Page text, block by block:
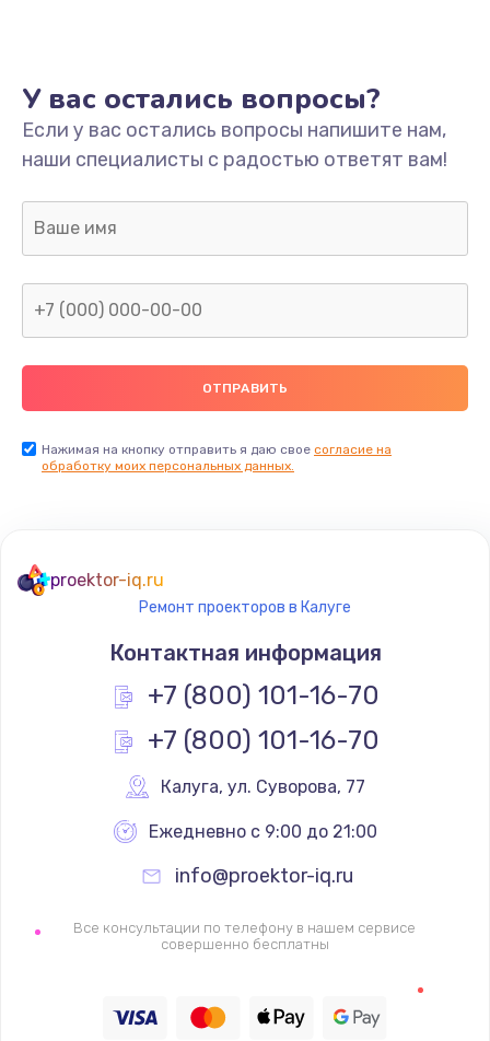
Заказать
Не включается
Нет звука
Не видит флешку
400 руб.
Заказать
Не сопряжается с устройством
900 руб.
Заказать
Помехи и искажение звука
900 руб.
Заказать
Не работает
1400 руб.
У вас остались вопросы?
Если у вас остались вопросы напишите нам,
наши специалисты с радостью ответят вам!
Нажимая на кнопку отправить я даю свое согласие на
обработку моих персональных данных.
proektor-iq.ru
Ремонт проекторов в Калуге
Контактная информация
+7 (800) 101-16-70
+7 (800) 101-16-70
Калуга, ул. Суворова, 77
Ежедневно с 9:00 до 21:00
info@proektor-iq.ru
Все консультации по телефону в нашем сервисе
совершенно бесплатны